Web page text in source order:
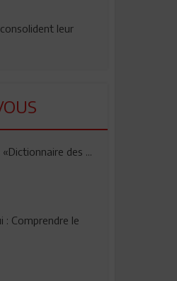
consolident leur
des ...
: Comprendre le